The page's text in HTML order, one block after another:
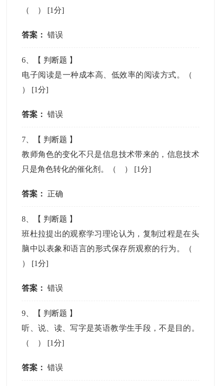
（ ） [1分]
答案： 错误
6 、【 判断题 】
电子阅读是一种成本高、低效率的阅读方式。（
） [1分]
答案： 错误
7 、【 判断题 】
教师角色的变化不只是信息技术带来的，信息技术
只是角色转化的催化剂。（ ） [1分]
答案： 正确
8 、【 判断题 】
班杜拉提出的观察学习理论认为，复制过程是在头
脑中以表象和语言的形式保存所观察的行为。（
） [1分]
答案： 错误
9 、【 判断题 】
听、说、读、写字是英语教学生手段，不是目的。
（ ） [1分]
答案： 错误